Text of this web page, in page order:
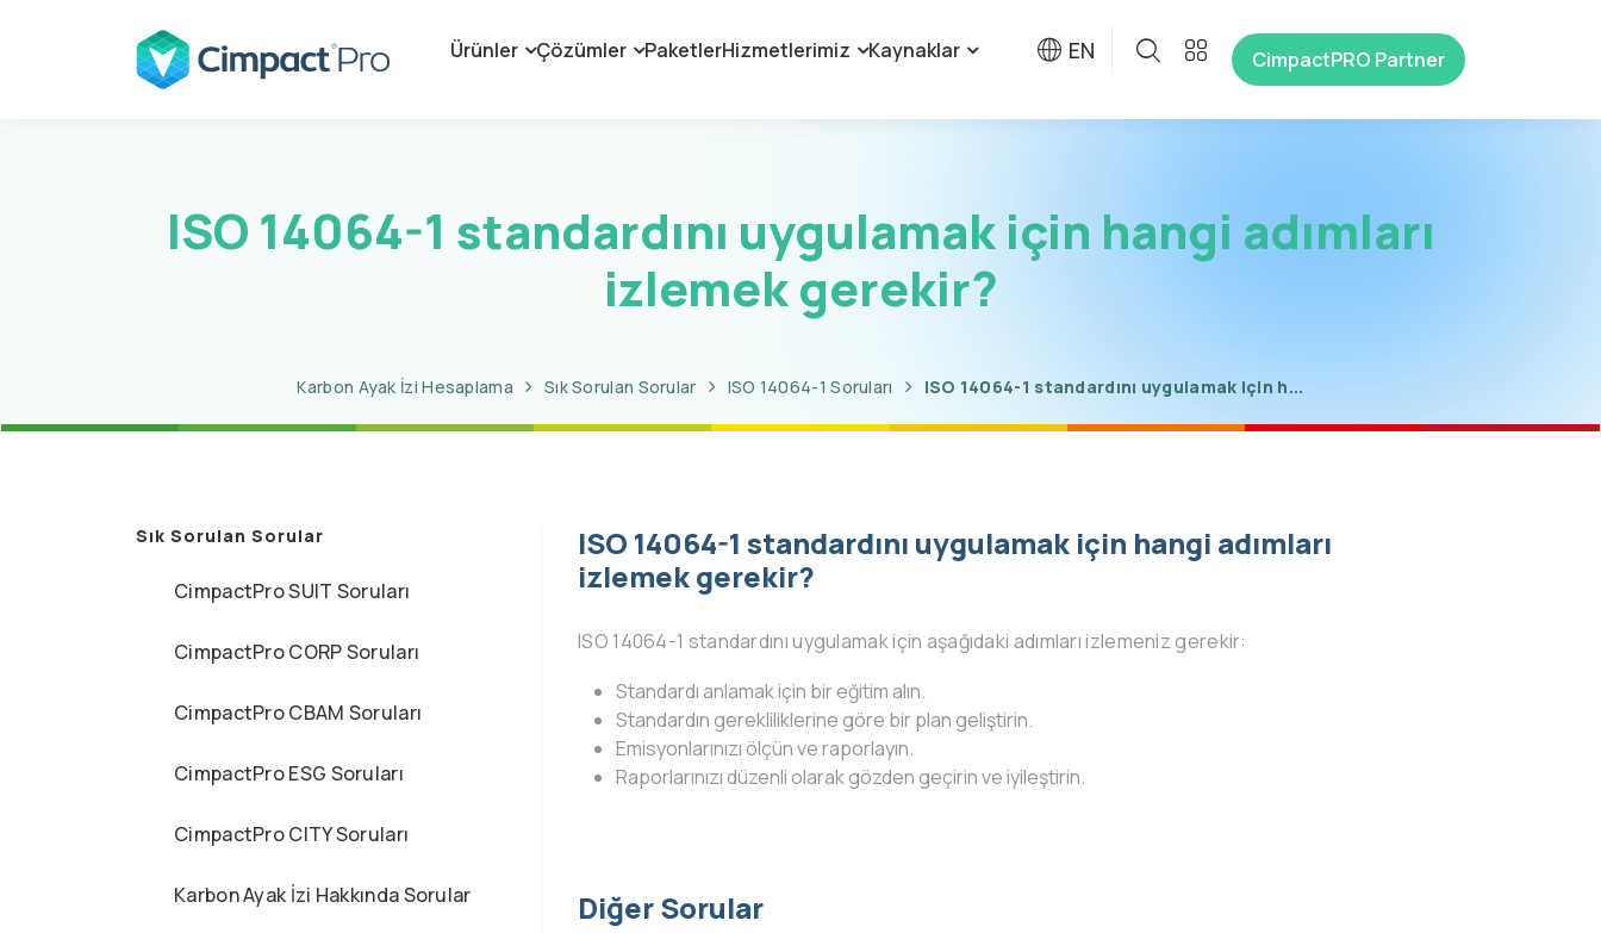
Ürünler Çözümler PaketlerHizmetlerimiz Kaynaklar EN CimpactPRO Partner
ISO 14064-1 standardını uygulamak için hangi adımları
izlemek gerekir?
Karbon Ayak İzi Hesaplama Sık Sorulan Sorular ISO 14064-1 Soruları ISO 14064-1 standardını uygulamak için h...
Sık Sorulan Sorular
CimpactPro SUIT Soruları
CimpactPro CORP Soruları
CimpactPro CBAM Soruları
CimpactPro ESG Soruları
CimpactPro CITY Soruları
Karbon Ayak İzi Hakkında Sorular
ISO 14064-1 standardını uygulamak için hangi adımları
izlemek gerekir?
ISO 14064-1 standardını uygulamak için aşağıdaki adımları izlemeniz gerekir:
Standardı anlamak için bir eğitim alın.
Standardın gerekliliklerine göre bir plan geliştirin.
Emisyonlarınızı ölçün ve raporlayın.
Raporlarınızı düzenli olarak gözden geçirin ve iyileştirin.
Diğer Sorular